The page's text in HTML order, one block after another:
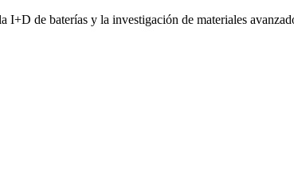
de baterías y la investigación de materiales